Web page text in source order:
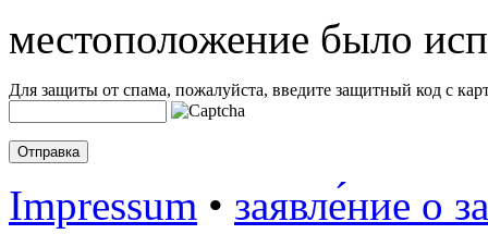
местоположение было
Для защиты от спама, пожалуйста, введите защитный код с
Impressum • заявле́ние о